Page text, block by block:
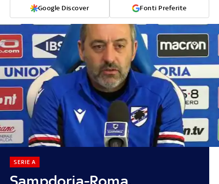
Google Discover Fonti Preferite
SERIE A